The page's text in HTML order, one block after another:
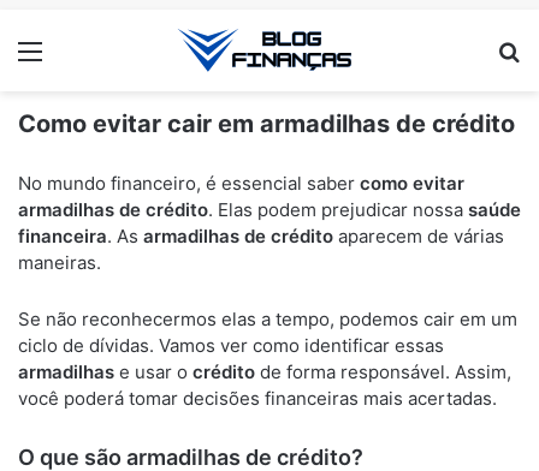
Menu
Como evitar cair em armadilhas de crédito
No mundo financeiro, é essencial saber como evitar
armadilhas de crédito. Elas podem prejudicar nossa saúde
financeira. As armadilhas de crédito aparecem de várias
maneiras.
Se não reconhecermos elas a tempo, podemos cair em um
ciclo de dívidas. Vamos ver como identificar essas
armadilhas e usar o crédito de forma responsável. Assim,
você poderá tomar decisões financeiras mais acertadas.
O que são armadilhas de crédito?